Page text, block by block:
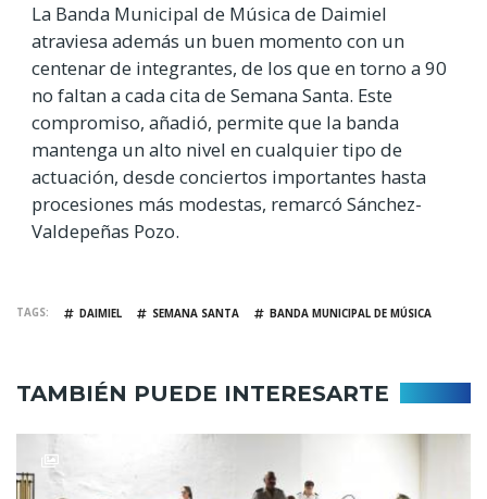
La Banda Municipal de Música de Daimiel
atraviesa además un buen momento con un
centenar de integrantes, de los que en torno a 90
no faltan a cada cita de Semana Santa. Este
compromiso, añadió, permite que la banda
mantenga un alto nivel en cualquier tipo de
actuación, desde conciertos importantes hasta
procesiones más modestas, remarcó Sánchez-
Valdepeñas Pozo.
TAGS DAIMIEL SEMANA SANTA BANDA MUNICIPAL DE MÚSICA
TAMBIÉN PUEDE INTERESARTE